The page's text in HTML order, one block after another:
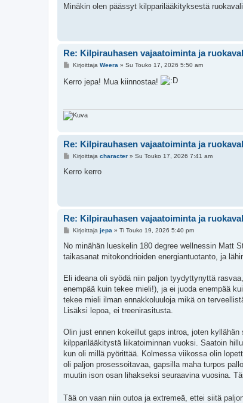
e
Minäkin olen päässyt kilpparilääkityksestä
Re: Kilpirauhasen vajaatoiminta ja
V
s
Kirjoittaja Weera » Su Touko 17, 2026 5:50 am
Kerro jepa! Mua kiinnostaa!
Re: Kilpirauhasen vajaatoiminta ja
V
e
Kirjoittaja character» Su Touko 17, 2026 7:41 am
Kerro kerro
Re: Kilpirauhasen vajaatoiminta ja
V
e
t
Kirjoittaja jepa » Ti Touko 19, 2026 5:40 pm
No minähän lueskelin 180 degree wellnessin Matt
taikasanat mitokondrioiden energiantuotanto, ja
Eli ideana oli syödä niin paljon tyydyttynyttä
enempää kuin tekee mieli!), ja ei juoda enempää
tekee mieli ilman ennakkoluuloja mikä on
Lisäksi lepoa, ei treenirasitusta.
Olin just ennen kokeillut gaps introa, joten
kilpparilääkitystä liikatoiminnan vuoksi. Saatoin
kun oli millä pyörittää. Kolmessa viikossa olin
oli paljon prosessoitavaa, gapsilla maha turpos
muutin ison osan lihakseksi seuraavina vuosina.
Tää on vaan niin outoa ja extremeä, ettei siitä